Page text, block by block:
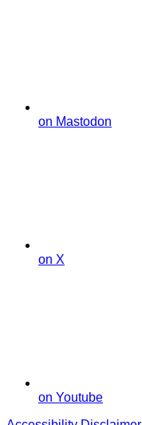
on Mastodon
on X
on Youtube